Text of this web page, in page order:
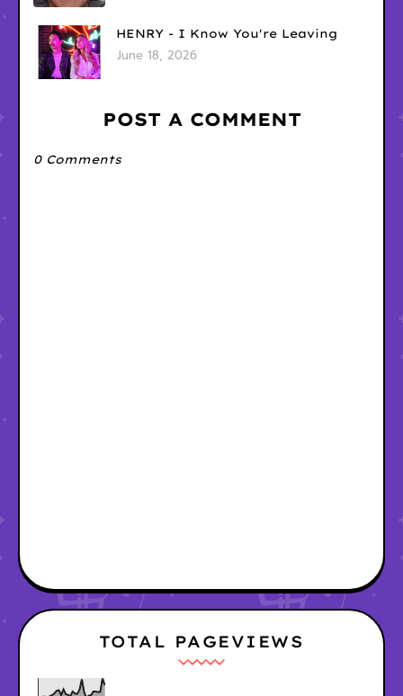
HENRY - I Know You're Leaving
June 18, 2026
POST A COMMENT
0 Comments
TOTAL PAGEVIEWS